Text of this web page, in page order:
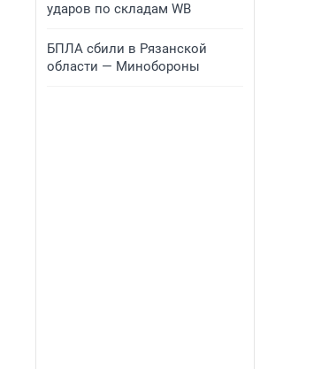
ударов по складам WB
БПЛА сбили в Рязанской
области — Минобороны